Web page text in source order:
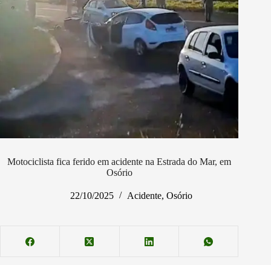
Motociclista fica ferido em acidente na Estrada do Mar, em
Osório
22/10/2025 Acidente,Osório